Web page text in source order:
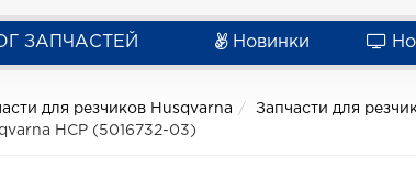
ЗАПЧАСТЕЙ Новинки
для резчиков Husqvarna
Запчасти для
HCP (5016732-03)